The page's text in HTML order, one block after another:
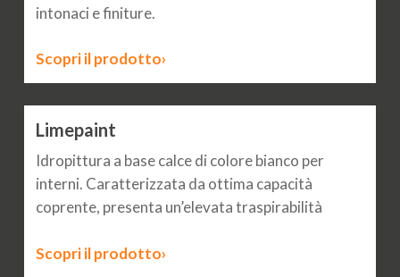
intonaci e finiture.
Scopri il prodotto›
Limepaint
Idropittura a base calce di colore bianco per
interni. Caratterizzata da ottima capacità
coprente, presenta un’elevata traspirabilità
Scopri il prodotto›